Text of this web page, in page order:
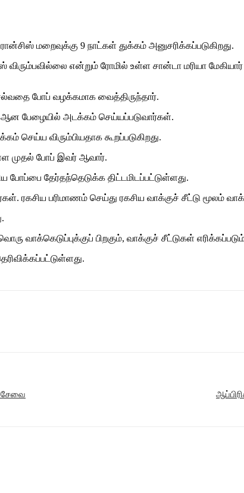
மறைவுக்கு 9 நாட்கள் துக்கம் அனுசரிக்கப்படுகிறது.
என்றும் ரோமில் உள்ள சான்டா மரியா
போப் வழக்கமாக வைத்திருந்தார்.
ஆன பேழையில் அடக்கம் செய்யப்படுவார்கள்.
விரும்பியதாக கூறப்படுகிறது.
முதல் போப் இவர் ஆவார்.
போப்பை தேர்தந்தெடுக்க திட்டமிடப்பட்டுள்ளது.
ரகசிய பரிமாணம் செய்து ரகசிய வாக்குச் சீட்டு மூலம்
வாக்கெடுப்புக்குப் பிறகும், வாக்குச் சீட்டுகள்
சேவை